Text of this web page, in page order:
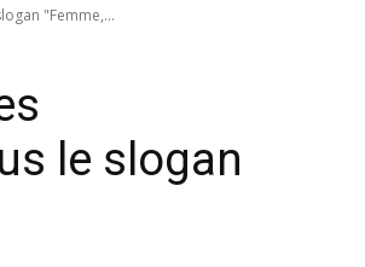
"Femme,...
le slogan